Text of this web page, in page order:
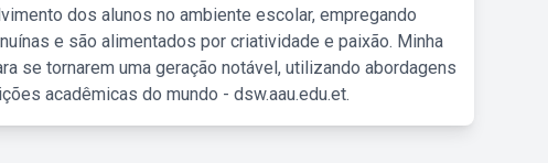
dos alunos no ambiente escolar, empregando
e são alimentados por criatividade e paixão. Minha
se tornarem uma geração notável, utilizando abordagens
acadêmicas do mundo - dsw.aau.edu.et.